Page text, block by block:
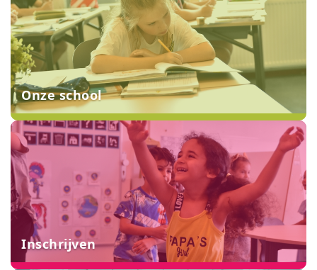
Onze school
Inschrijven